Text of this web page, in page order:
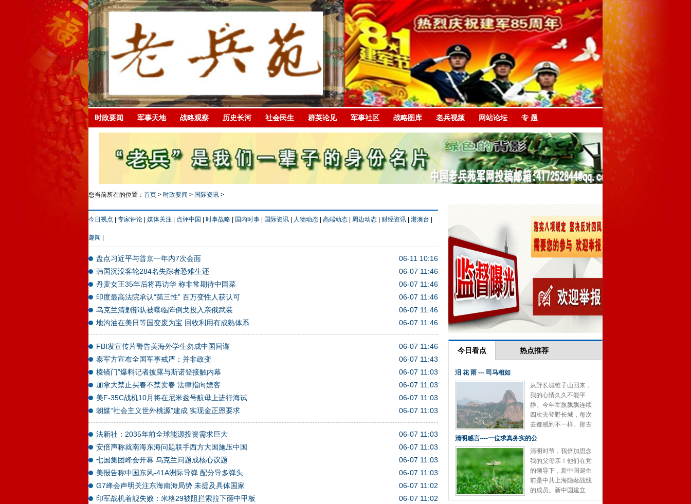
时政要闻 军事天地 战略观察 历史长河 社会民生 群英论见 军事社区 战略图库 老兵视频 网站论坛 专 题
您当前所在的位置： 首页 > 时政要闻 > 国际资讯 >
今日视点 专家评论 媒体关注 点评中国 时事战略 国内时事 国际资讯 人物动态 高端动态 周边动态 财经资讯 港澳台
趣闻
06-11 10:16
盘点习近平与普京一年内7次会面
06-07 11:46
韩国沉没客轮284名失踪者恐难生还
06-07 11:46
丹麦女王35年后将再访华 称非常期待中国菜
06-07 11:46
印度最高法院承认“第三性” 百万变性人获认可
06-07 11:46
乌克兰清剿部队被曝临阵倒戈投入亲俄武装
06-07 11:46
地沟油在美日等国变废为宝 回收利用有成熟体系
06-07 11:46
FBI发宣传片警告美海外学生勿成中国间谍
06-07 11:43
泰军方宣布全国军事戒严：并非政变
06-07 11:03
棱镜门”爆料记者披露与斯诺登接触内幕
06-07 11:03
加拿大禁止买春不禁卖春 法律指向嫖客
06-07 11:03
美F-35C战机10月将在尼米兹号航母上进行海试
06-07 11:03
朝媒“社会主义世外桃源”建成 实现金正恩要求
06-07 11:03
法新社：2035年前全球能源投资需求巨大
06-07 11:03
安倍声称就南海东海问题联手西方大国施压中国
06-07 11:03
七国集团峰会开幕 乌克兰问题成核心议题
06-07 11:03
美报告称中国东风-41A洲际导弹 配分导多弹头
06-07 11:02
G7峰会声明关注东海南海局势 未提及具体国家
06-07 11:02
印军战机着舰失败：米格29被阻拦索拉下砸中甲板
今日看点 热点推荐
泪 花 雨 --- 司马相如
从野长城锥子山回来，
我的心情久久不能平
静。今年军旗飘飘连续
四次去登野长城，每次
去都感到不一样。那古
老的中国文化和那气势
的心灵... [详细]
清明感言----一位求真务实的公
清明时节，我倍加思念
我的父母亲！他们在党
的领导下，新中国诞生
前是中共上海隐蔽战线
的成员。新中国建立
后，为祖国建设，首都